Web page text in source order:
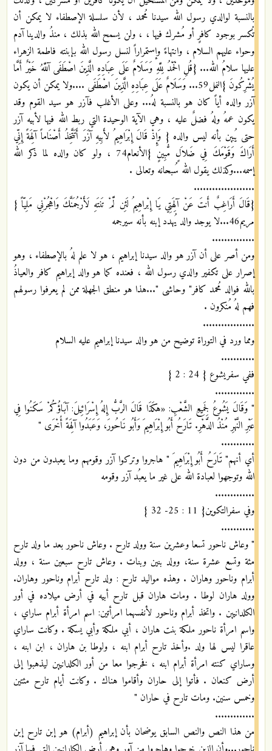
بالنسبة لوالدي رسول الله سيدنا مُحمد ، لأن سلسلة الإصطفاء لا يمكن أن
تُكسر بوجود كافرٍ أو مُشرك فيها ، ، ولن يسمح الله بذلك ، منذُ والدينا آدم
وحواء عليهم السلام ، وانتهاءً وإستمراراً لنسل رسول الله بإبنته فاطمة الزهراء
عليها سلامُ الله... {قُلِ الْحَمْدُ لِلَّهِ وَسَلَامٌ عَلَى عِبَادِهِ الَّذِينَ اصْطَفَى آللَّهُ خَيْرٌ أَمَّا
يُشْرِكُونَ }النمل59... وَسَلَامٌ عَلَى عِبَادِهِ الَّذِينَ اصْطَفَى ....ولا يمكن أن يكون
آزر والده أياً كان هو بالنسبة لهُ... وعلى الأغلب فآزر هو سيد القوم وقد
يكون عمهُ ولهُ فضلٌ عليه ، وهي الآية الوحيدة التي ربط الله فيها لأبيه آزر
حتى يُبين بأنه ليس والده { وَإِذْ قَالَ إِبْرَاهِيمُ لأَبِيهِ آزَرَ أَتَتَّخِذُ أَصْنَاماً آلِهَةً إِنِّي
أَرَاكَ وَقَوْمَكَ فِي ضَلاَلٍ مُّبِينٍ }الأنعام74 ، ولو كان والده لما ذكر الله
إسمه...وكذلك يقول الله سُبحانه وتعالى .
....................
{قَالَ أَرَاغِبٌ أَنتَ عَنْ آلِهَتِي يَا إِبْراهِيمُ لَئِن لَّمْ تَنتَهِ لَأَرْجُمَنَّكَ وَاهْجُرْنِي مَلِيّاً }
مريم46...لا يوجد والد يُهدد إبنه بأنه سيرجمه
..............
ومن أصر على أن آزر هو والد سيدنا إبراهيم ، هو لا علم لهُ بالإصطفاء ، وهو
إصرار على تكفير والدي رسول الله ، فعنده كما هو والد إبراهيم كافر والعياذُ
بالله فوالد مُحمد كافر" وحاشى "...هذا هو منطق الجهلة ممن لم يعرفوا رسولهم
فهم لهُ مُنكرون .
.................
ومما ورد في التوراة توضيح من هو والد سيدنا إبراهيم عليه السلام
...........
ففي سفريشوع { 24 : 2 }
.............
" وَقَالَ يَشُوعُ لِجَمِيعِ الشَّعْبِ: «هكَذَا قَالَ الرَّبُّ إِلهُ إِسْرَائِيلَ: آبَاؤُكُمْ سَكَنُوا فِي
عَبْرِ النَّهْرِ مُنْذُ الدَّهْرِ. تَارَحُ أَبُو إِبْرَاهِيمَ وَأَبُو نَاحُورَ، وَعَبَدُوا آلِهَةً أُخْرَى "
...........
أي أنهم" تَارَحُ أَبُو إِبْرَاهِيمَ " هاجروا وتركوا آزر وقومهم وما يعبدون من دون
الله وتوجهوا لعبادة الله على غير ما يعبُد آزر وقومه
.............
وفي سفرالتكوين{ 11 : 25- 32 }
...........
" وعاش ناحور تسعا وعشرين سنة وولد تارح . وعاش ناحور بعد ما ولد تارح
مئة وتسع عشرة سنة، وولد بنين وبنات . وعاش تارح سبعين سنة ، وولد
أبرام وناحور وهاران . وهذه مواليد تارح : ولد تارح أبرام وناحور وهاران.
وولد هاران لوطا . ومات هاران قبل تارح أبيه في أرض ميلاده في أور
الكلدانيين . واتخذ أبرام وناحور لأنفسهما امرأتين: اسم امرأة أبرام ساراي ،
واسم امرأة ناحور ملكة بنت هاران ، أبي ملكة وأبي يسكة . وكانت ساراي
عاقرا ليس لها ولد .وأخذ تارح أبرام ابنه ، ولوطا بن هاران ، ابن ابنه ،
وساراي كنته امرأة أبرام ابنه ، فخرجوا معا من أور الكلدانيين ليذهبوا إلى
أرض كنعان . فأتوا إلى حاران وأقاموا هناك . وكانت أيام تارح مئتين
وخمس سنين. ومات تارح في حاران "
.............
من هذا النص والنص السابق يوضحان بأن إبراهيم (أبرام) هو إبن تارح إبن